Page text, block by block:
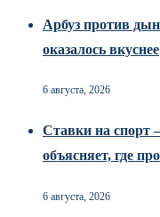
Арбуз против
оказалось вкуснее
6 августа, 2026
Ставки на спорт
объясняет, где
6 августа, 2026